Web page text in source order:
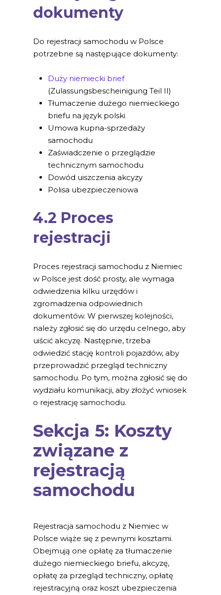
dokumenty
Do rejestracji samochodu w Polsce
potrzebne są następujące dokumenty:
Duży niemiecki brief
(Zulassungsbescheinigung Teil II)
Tłumaczenie dużego niemieckiego
briefu na język polski
Umowa kupna-sprzedaży
samochodu
Zaświadczenie o przeglądzie
technicznym samochodu
Dowód uiszczenia akcyzy
Polisa ubezpieczeniowa
4.2 Proces
rejestracji
Proces rejestracji samochodu z Niemiec
w Polsce jest dość prosty, ale wymaga
odwiedzenia kilku urzędów i
zgromadzenia odpowiednich
dokumentów. W pierwszej kolejności,
należy zgłosić się do urzędu celnego, aby
uiścić akcyzę. Następnie, trzeba
odwiedzić stację kontroli pojazdów, aby
przeprowadzić przegląd techniczny
samochodu. Po tym, można zgłosić się do
wydziału komunikacji, aby złożyć wniosek
o rejestrację samochodu.
Sekcja 5: Koszty
związane z
rejestracją
samochodu
Rejestracja samochodu z Niemiec w
Polsce wiąże się z pewnymi kosztami.
Obejmują one opłatę za tłumaczenie
dużego niemieckiego briefu, akcyzę,
opłatę za przegląd techniczny, opłatę
rejestracyjną oraz koszt ubezpieczenia